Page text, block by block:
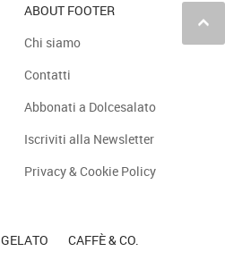
keyboard_arrow_up
ABOUT FOOTER
Chi siamo
Contatti
Abbonati a Dolcesalato
Iscriviti alla Newsletter
Privacy & Cookie Policy
GELATO CAFFÈ & CO.